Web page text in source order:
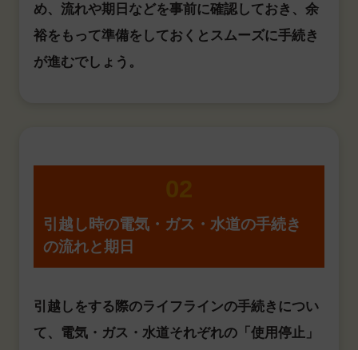
め、流れや期日などを事前に確認しておき、余
裕をもって準備をしておくとスムーズに手続き
が進むでしょう。
引越し時の電気・ガス・水道の手続き
の流れと期日
引越しをする際のライフラインの手続きについ
て、電気・ガス・水道それぞれの「使用停止」